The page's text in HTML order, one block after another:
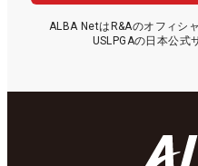
ALBA NetはR&Aのオフィシ
USLPGAの日本公式